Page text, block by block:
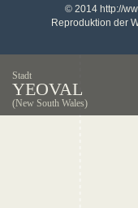
© 2014 http://
Reproduktion der
Stadt
YEOVAL
(New South Wales)